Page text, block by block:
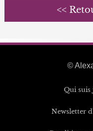
<<
©
Qui suis
Newsletter